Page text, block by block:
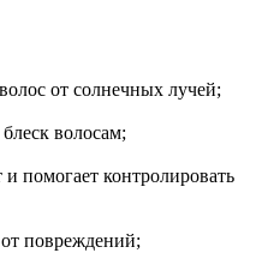
от солнечных лучей;
волосам;
помогает контролировать
повреждений;